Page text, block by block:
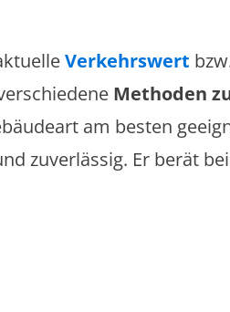
Verkehrswert
Methoden
am besten
zuverlässig. Er berät